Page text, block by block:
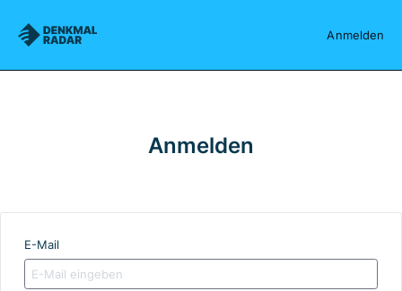
Denkmalradar Anmelden
Anmelden
E-Mail